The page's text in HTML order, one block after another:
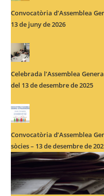
Convocatòria d’Assemblea
13 de juny de 2026
Celebrada l’Assemblea
del 13 de desembre de 2025
Convocatòria d’Assemblea
sòcies – 13 de desembre de